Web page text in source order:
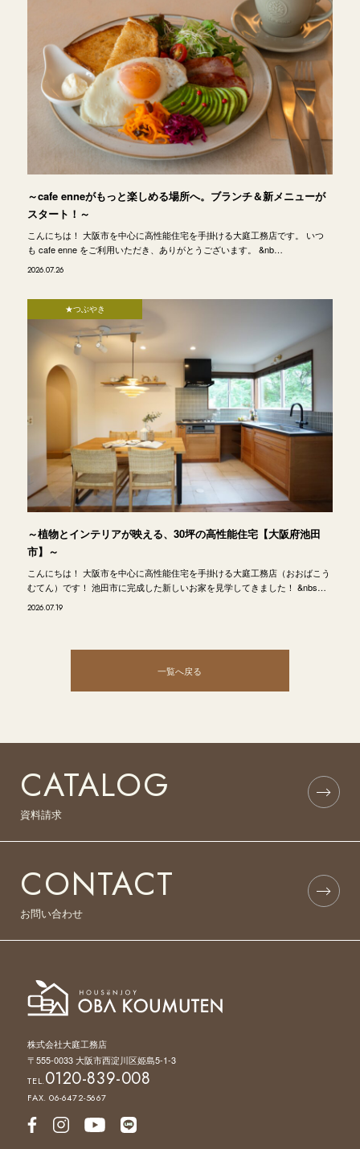
～cafe enneがもっと楽しめる場所へ。ブランチ＆新メニューが
スタート！～
こんにちは！ 大阪市を中心に高性能住宅を手掛ける大庭工務店です。 いつ
も cafe enne をご利用いただき、ありがとうございます。 &nb…
2026.07.26
★つぶやき
～植物とインテリアが映える、30坪の高性能住宅【大阪府池田
市】～
こんにちは！ 大阪市を中心に高性能住宅を手掛ける大庭工務店（おおばこう
むてん）です！ 池田市に完成した新しいお家を見学してきました！ &nbs…
2026.07.19
一覧へ戻る
CATALOG
資料請求
CONTACT
お問い合わせ
株式会社大庭工務店
〒555-0033 大阪市西淀川区姫島5-1-3
TEL.0120-839-008
FAX. 06-6472-5667